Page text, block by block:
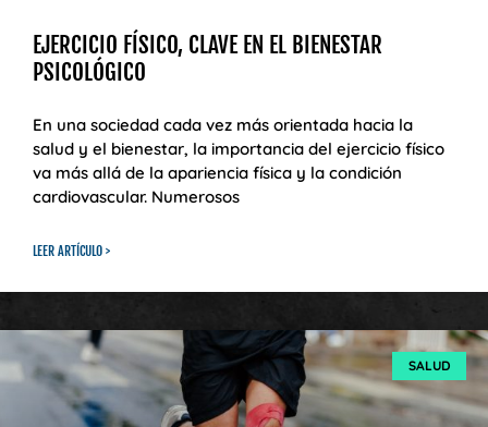
EJERCICIO FÍSICO, CLAVE EN EL BIENESTAR
PSICOLÓGICO
En una sociedad cada vez más orientada hacia la
salud y el bienestar, la importancia del ejercicio físico
va más allá de la apariencia física y la condición
cardiovascular. Numerosos
LEER ARTÍCULO >
SALUD